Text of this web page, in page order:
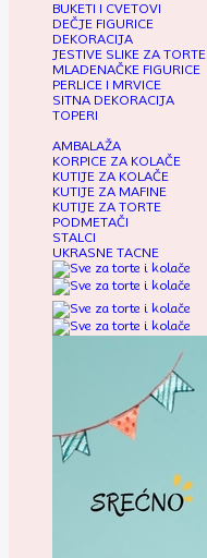
BUKETI I CVETOVI
DEČJE FIGURICE
DEKORACIJA
JESTIVE SLIKE ZA TORTE
MLADENAČKE FIGURICE
PERLICE I MRVICE
SITNA DEKORACIJA
TOPERI
AMBALAŽA
KORPICE ZA KOLAČE
KUTIJE ZA KOLAČE
KUTIJE ZA MAFINE
KUTIJE ZA TORTE
PODMETAČI
STALCI
UKRASNE TACNE